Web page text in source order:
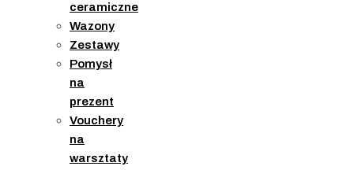
ceramiczne
Wazony
Zestawy
Pomysł
na
prezent
Vouchery
na
warsztaty